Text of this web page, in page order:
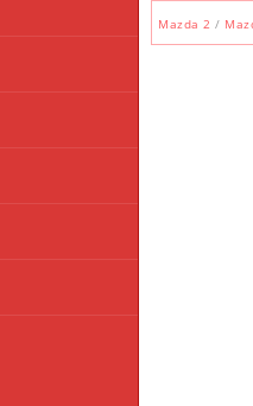
Mazda 2 /